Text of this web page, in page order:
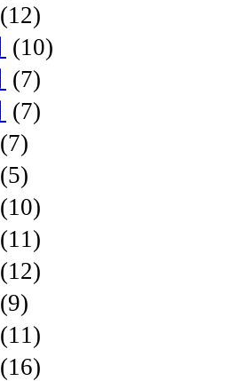
(12)
(10)
(7)
(7)
(7)
(5)
(10)
(11)
(12)
(9)
(11)
(16)